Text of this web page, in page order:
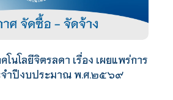
โนโลยีจิตรลดา เรื่อง เผยแพร่การ
จำปีงบประมาณ พ.ศ.๒๕๖๙